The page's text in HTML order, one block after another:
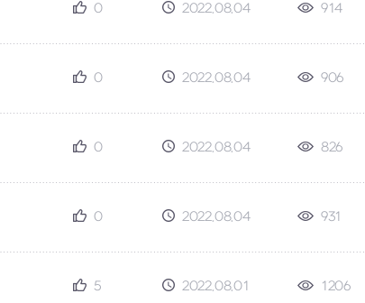
0 2022.08.04 914
0 2022.08.04 906
0 2022.08.04 826
0 2022.08.04 931
5 2022.08.01 1206